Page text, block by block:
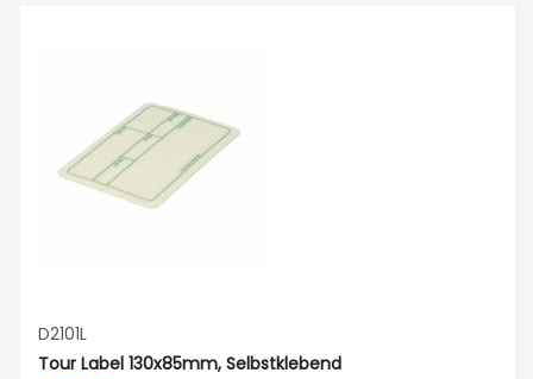
D2101L
Tour Label 130x85mm, Selbstklebend